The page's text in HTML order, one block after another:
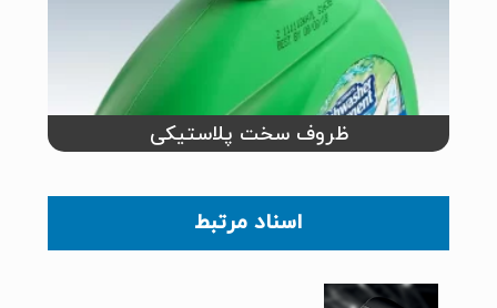
ظروف سخت پلاستیکی
اسناد مرتبط